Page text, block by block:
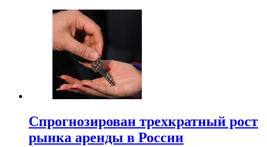
Спрогнозирован трехкратный рост
рынка аренды в России